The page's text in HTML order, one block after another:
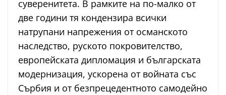
суверенитета. В рамките на по-малко от
две години тя кондензира всички
натрупани напрежения от османското
наследство, руското покровителство,
европейската дипломация и българската
модернизация, ускорена от войната със
Сърбия и от безпрецедентното самодейно